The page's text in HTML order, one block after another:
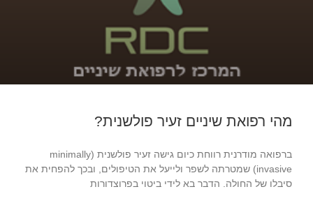
מהי רפואת שיניים זעיר פולשנית?
ברפואה מודרנית רווחת כיום גישה זעיר פולשנית (minimally
invasive) שמטרתה לשפר ולייעל את הטיפולים, ובכך להפחית את
סיבלו של החולה. הדבר בא לידי ביטוי בפרוצדורות